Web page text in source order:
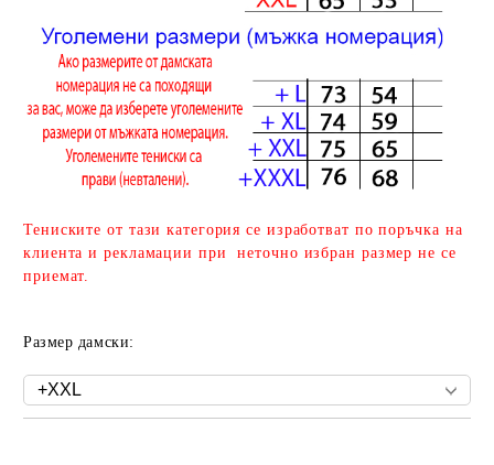
Тениските от тази категория се изработват по поръчка на
клиента и рекламации при неточно избран размер не се
приемат.
Размер дамски: